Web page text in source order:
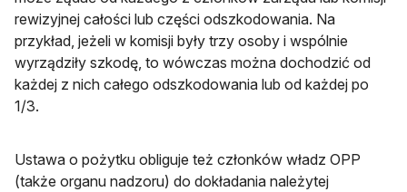
rewizyjnej całości lub części odszkodowania. Na
przykład, jeżeli w komisji były trzy osoby i wspólnie
wyrządziły szkodę, to wówczas można dochodzić od
każdej z nich całego odszkodowania lub od każdej po
1/3.
Ustawa o pożytku obliguje też członków władz OPP
(także organu nadzoru) do dokładania należytej